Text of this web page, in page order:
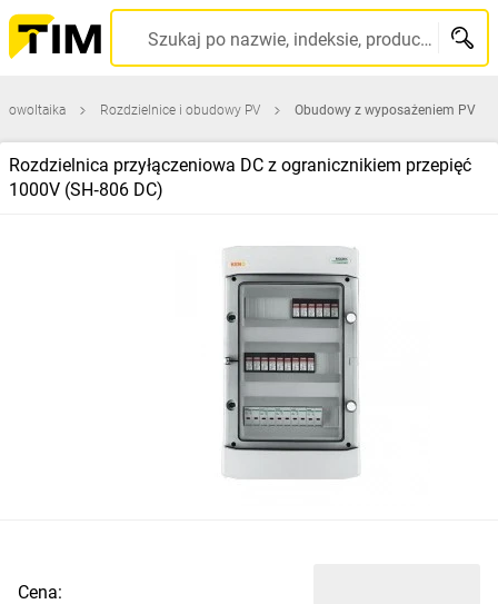
Szukaj po nazwie, indeksie, producencie, kodzie kreskowym...
Rozdzielnice i obudowy PV Obudowy z wyposażeniem PV
Rozdzielnica przyłączeniowa DC z ogranicznikiem przepięć
1000V (SH‑806 DC)
Cena: